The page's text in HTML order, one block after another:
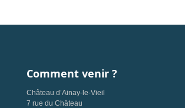
Comment venir ?
Château d’Ainay-le-Vieil
7 rue du Château